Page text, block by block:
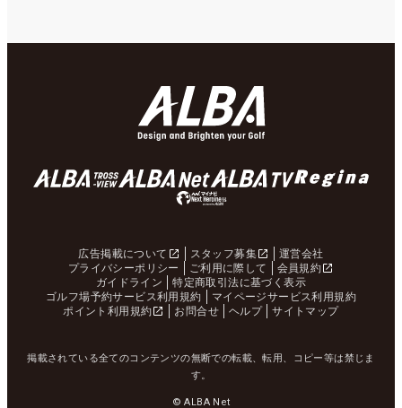
広告掲載について スタッフ募集
運営会社
プライバシーポリシー
ご利用に際して
会員規約
ガイドライン
特定商取引法に基づく表示
ゴルフ場予約サービス利用規約
マイページサービス利用規約
ポイント利用規約
お問合せ ヘルプ サイトマップ
掲載されている全てのコンテンツの無断での転載、転用、コピー等は禁じま
す。
© ALBA Net